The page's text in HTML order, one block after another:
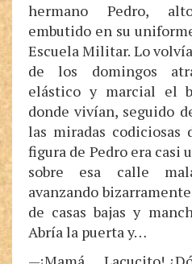
hermano Pedro,
embutido en su
Escuela Militar. Lo
de los domingos
elástico y marcial el
donde vivían, seguido
las miradas codiciosas
figura de Pedro era casi
sobre esa calle
avanzando
de casas bajas y
Abría la puerta y…